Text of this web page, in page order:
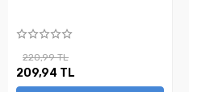
220,99 TL
209,94 TL